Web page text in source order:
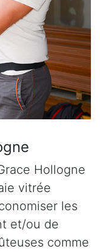
Hollogne
vitrée
les
et/ou de
comme